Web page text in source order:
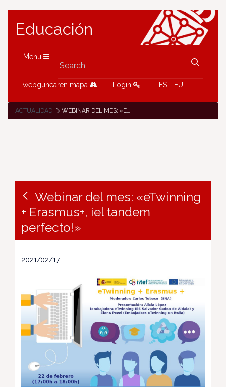
Educación
Menu
webgunearen mapa Login ES EU
ACTUALIDAD WEBINAR DEL MES: «ETWINNING + ERASMUS+, ¡EL TANDEM PERFECTO!»
Webinar del mes: «eTwinning
+ Erasmus+, ¡el tandem
perfecto!»
2021/02/17